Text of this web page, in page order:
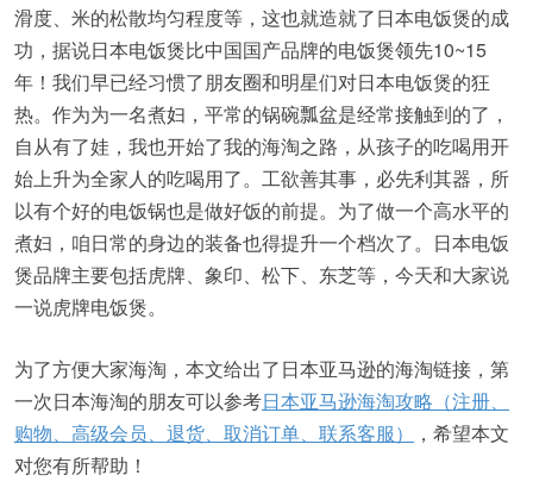
滑度、米的松散均匀程度等，这也就造就了日本电饭煲的成
功，据说日本电饭煲比中国国产品牌的电饭煲领先10~15
年！我们早已经习惯了朋友圈和明星们对日本电饭煲的狂
热。作为为一名煮妇，平常的锅碗瓢盆是经常接触到的了，
自从有了娃，我也开始了我的海淘之路，从孩子的吃喝用开
始上升为全家人的吃喝用了。工欲善其事，必先利其器，所
以有个好的电饭锅也是做好饭的前提。为了做一个高水平的
煮妇，咱日常的身边的装备也得提升一个档次了。日本电饭
煲品牌主要包括虎牌、象印、松下、东芝等，今天和大家说
一说虎牌电饭煲。
为了方便大家海淘，本文给出了日本亚马逊的海淘链接，第
一次日本海淘的朋友可以参考日本亚马逊海淘攻略（注册、
购物、高级会员、退货、取消订单、联系客服）
，希望本文
对您有所帮助！